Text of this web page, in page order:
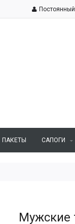
ПАКЕТЫ САПОГИ
Мужские